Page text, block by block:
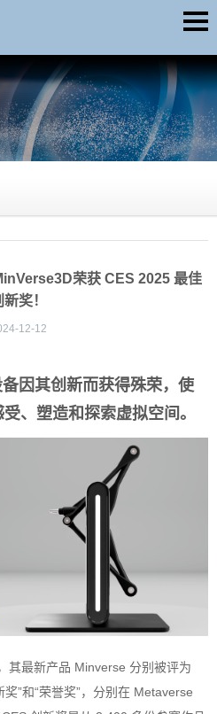
荣获 CES 2025 最佳
新奖！
12-12
因其创新而获得殊荣，使
、塑造和探索虚拟空间。
最新产品 Minverse 分别被评为
”和“荣誉奖”，分别在 Metaverse